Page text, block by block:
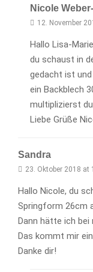
Nicole
12. November
Hallo Lisa-Marie
du schaust in
gedacht ist
ein Backblech
multiplizierst
Liebe Grüße
Sandra
23. Oktober 2018 at
Hallo Nicole, du
Springform 26cm
Dann hätte ich bei
Das kommt mir
Danke dir!